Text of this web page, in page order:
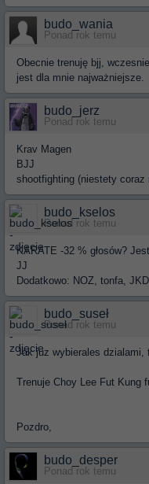
budo_wania
Ponad rok temu
Obecnie trenuję bjj,
jest dla mnie najważniejsze.
budo_jerz
Ponad rok temu
Krav Magen
BJJ
shootfighting (niestety
budo_kselos
Ponad rok temu
KARATE -32 % głosów?
JJ
Dodatkowo: NOZ, tonfa,
budo_suseł
Ponad rok temu
Jak juz wybierales dzialami,
Trenuje Choy Lee Fut Kung
Pozdro,
budo_desper
Ponad rok temu